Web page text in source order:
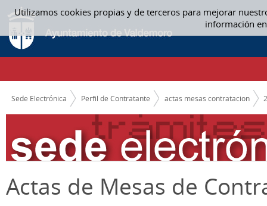
Utilizamos cookies propias y de terceros para mejorar
información
Saltar al contenido
07. JULIO - ACTAS MESAS CONTRATACION
CAMINO DE MIGAS
Sede Electrónica Perfil de Contratante actas mesas contratacion
Actas de Mesas de